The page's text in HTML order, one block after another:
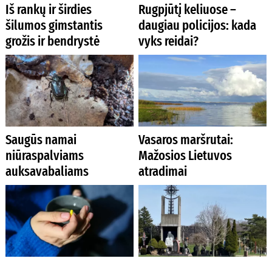
Iš rankų ir širdies
šilumos gimstantis
grožis ir bendrystė
Rugpjūtį keliuose –
daugiau policijos: kada
vyks reidai?
Saugūs namai
niūraspalviams
auksavabaliams
Vasaros maršrutai:
Mažosios Lietuvos
atradimai